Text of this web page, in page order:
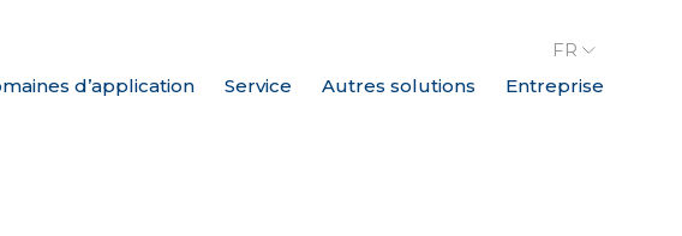
d’application Service Autres solutions Entreprise
FR